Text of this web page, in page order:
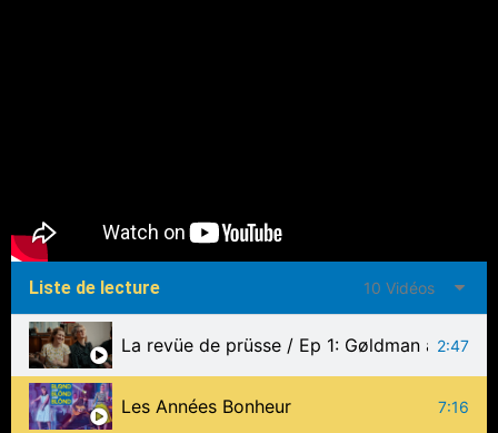
Liste de lecture 10 Vidéos
La revüe de prüsse / Ep 1: Gøldman and
2:47
Les Années Bonheur 7:16